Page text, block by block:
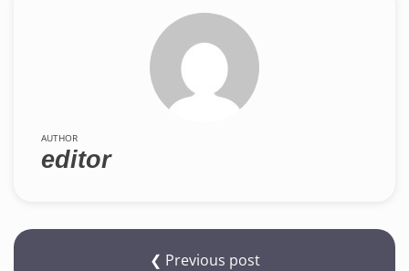
AUTHOR
editor
❮ Previous post